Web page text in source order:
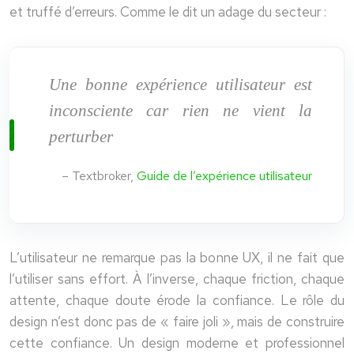
et truffé d’erreurs. Comme le dit un adage du secteur :
Une bonne expérience utilisateur est
inconsciente car rien ne vient la
perturber
– Textbroker, Guide de l’expérience utilisateur
L’utilisateur ne remarque pas la bonne UX, il ne fait que
l’utiliser sans effort. À l’inverse, chaque friction, chaque
attente, chaque doute érode la confiance. Le rôle du
design n’est donc pas de « faire joli », mais de construire
cette confiance. Un design moderne et professionnel